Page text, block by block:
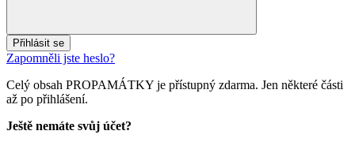
Přihlásit se
Zapomněli jste heslo?
Celý obsah PROPAMÁTKY je přístupný zdarma. Jen některé části
až po přihlášení.
Ještě nemáte svůj účet?